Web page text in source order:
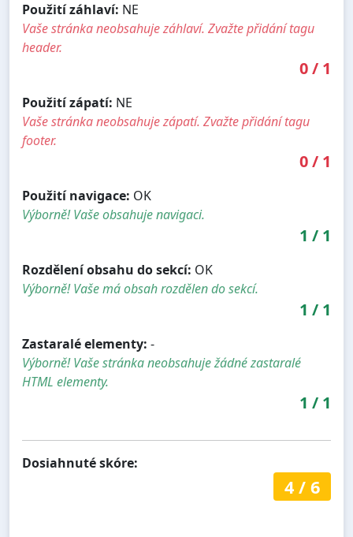
Použití záhlaví: NE
Vaše stránka neobsahuje záhlaví. Zvažte přidání tagu
header.
0/ 1
Použití zápatí: NE
Vaše stránka neobsahuje zápatí. Zvažte přidání tagu
footer.
0/ 1
Použití navigace: OK
Výborně! Vaše obsahuje navigaci.
1 / 1
Rozdělení obsahu do sekcí: OK
Výborně! Vaše má obsah rozdělen do sekcí.
1 / 1
Zastaralé elementy: -
Výborně! Vaše stránka neobsahuje žádné zastaralé
HTML elementy.
1 / 1
Dosiahnuté skóre:
4/ 6